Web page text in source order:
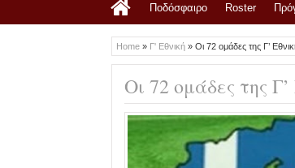
Ποδόσφαιρο Roster
Home » Γ' Εθνική » Οι 72 ομάδες της Γ’
Οι 72 ομάδες της